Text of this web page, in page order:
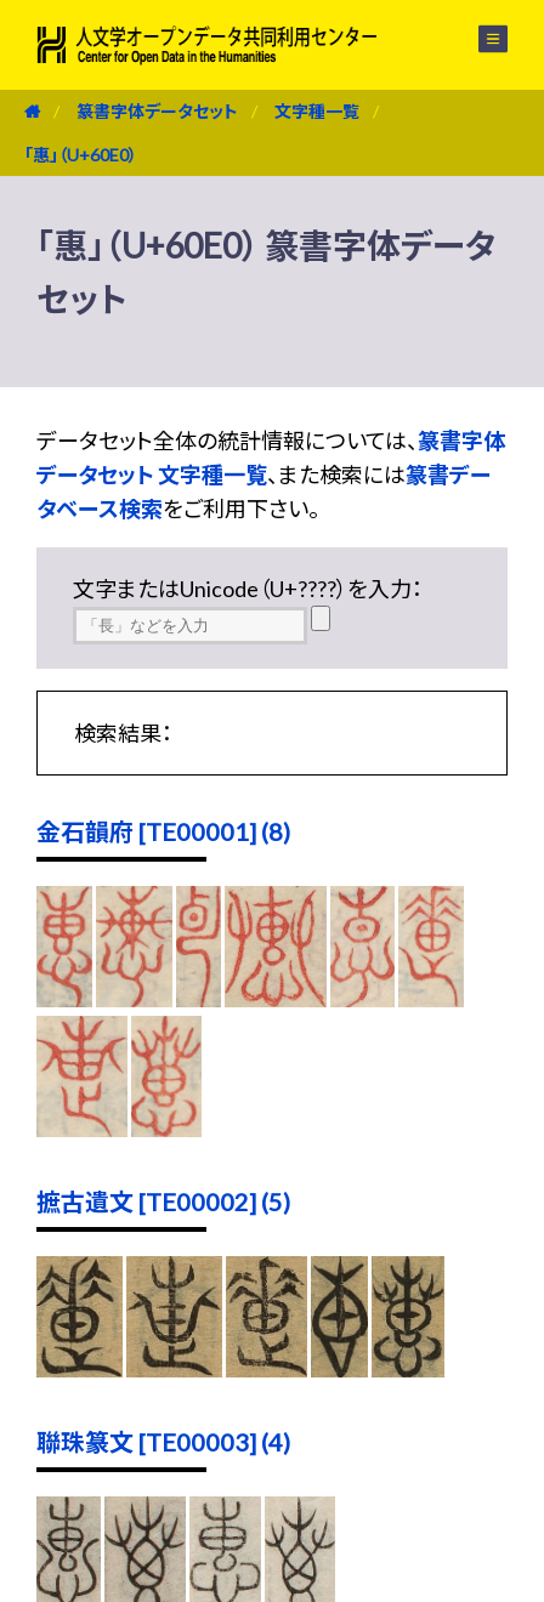
篆書字体データセット 文字種一覧
「惠」（U+60E0）
「惠」（U+60E0） 篆書字体データ
セット
データセット全体の統計情報については、篆書字体
データセット 文字種一覧、また検索には篆書デー
タベース検索をご利用下さい。
文字またはUnicode（U+????）を入力：
検索結果：
金石韻府 [TE00001] (8)
摭古遺文 [TE00002] (5)
聯珠篆文 [TE00003] (4)